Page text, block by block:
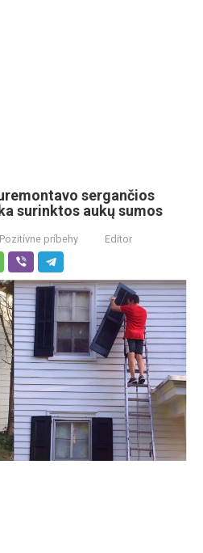
sergančios
surinktos aukų sumos
Pozitívne príbehy Editor